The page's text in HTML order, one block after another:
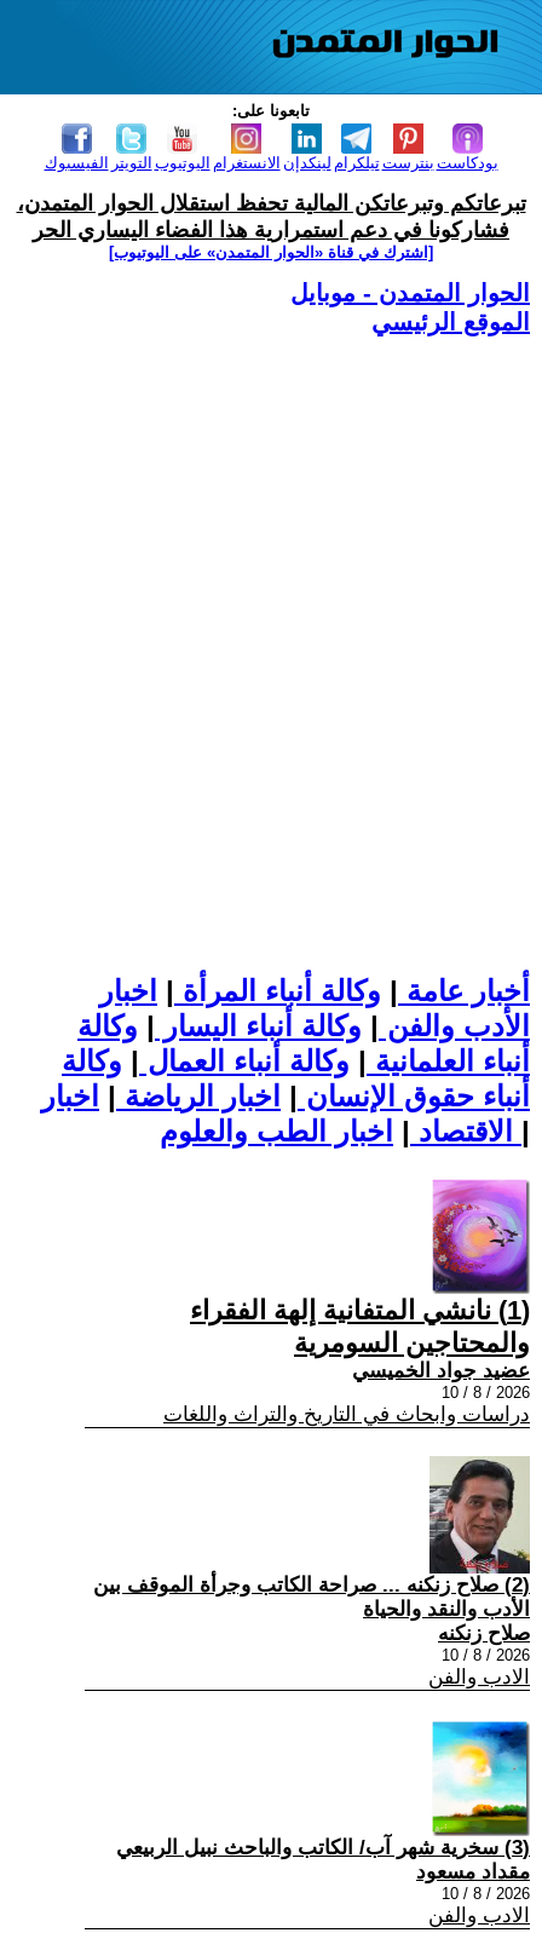
تابعونا على:
الفيسبوك التويتر اليوتيوب الانستغرام لينكدإن تيلكرامبنترست بودكاست
تبرعاتكم وتبرعاتكن المالية تحفظ استقلال الحوار المتمدن،
فشاركونا في دعم استمرارية هذا الفضاء اليساري الحر
[اشترك في قناة ‫«الحوار المتمدن» على اليوتيوب]
الحوار المتمدن - موبايل
الموقع الرئيسي
أخبار عامة | وكالة أنباء المرأة | اخبار
الأدب والفن | وكالة أنباء اليسار | وكالة
أنباء العلمانية | وكالة أنباء العمال | وكالة
أنباء حقوق الإنسان | اخبار الرياضة | اخبار
الاقتصاد | |
(1) نانشي المتفانية إلهة الفقراء
والمحتاجين السومرية
عضيد جواد الخميسي
2026 / 8 / 10
دراسات وابحاث في التاريخ والتراث واللغات
(2) صلاح زنكنه ... صراحة الكاتب وجرأة الموقف بين
الأدب والنقد والحياة
صلاح زنكنه
2026 / 8 / 10
الادب والفن
(3) سخرية شهر آب/ الكاتب والباحث نبيل الربيعي
مقداد مسعود
2026 / 8 / 10
الادب والفن